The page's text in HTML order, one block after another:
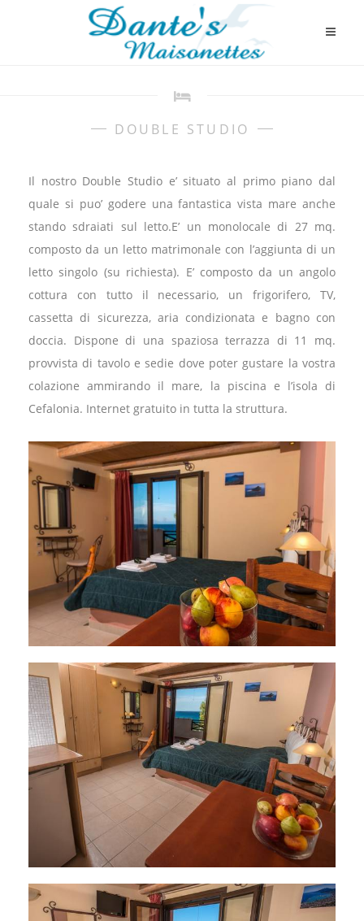
DOUBLE STUDIO
Il nostro Double Studio e’ situato al primo piano dal
quale si puo’ godere una fantastica vista mare anche
stando sdraiati sul letto.E’ un monolocale di 27 mq.
composto da un letto matrimonale con l’aggiunta di un
letto singolo (su richiesta). E’ composto da un angolo
cottura con tutto il necessario, un frigorifero, TV,
cassetta di sicurezza, aria condizionata e bagno con
doccia. Dispone di una spaziosa terrazza di 11 mq.
provvista di tavolo e sedie dove poter gustare la vostra
colazione ammirando il mare, la piscina e l’isola di
Cefalonia. Internet gratuito in tutta la struttura.